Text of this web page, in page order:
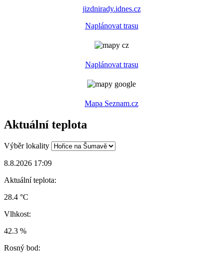
jizdnirady.idnes.cz
Naplánovat trasu
Naplánovat trasu
Mapa Seznam.cz
Aktuální teplota
Výběr lokality
8.8.2026 17:09
Aktuální teplota:
28.4 °C
Vlhkost:
42.3 %
Rosný bod: